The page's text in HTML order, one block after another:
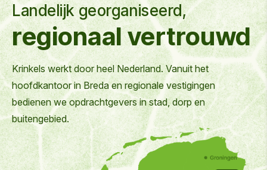
Landelijk georganiseerd,
regionaal vertrouwd
Krinkels werkt door heel Nederland. Vanuit het
hoofdkantoor in Breda en regionale vestigingen
bedienen we opdrachtgevers in stad, dorp en
buitengebied.